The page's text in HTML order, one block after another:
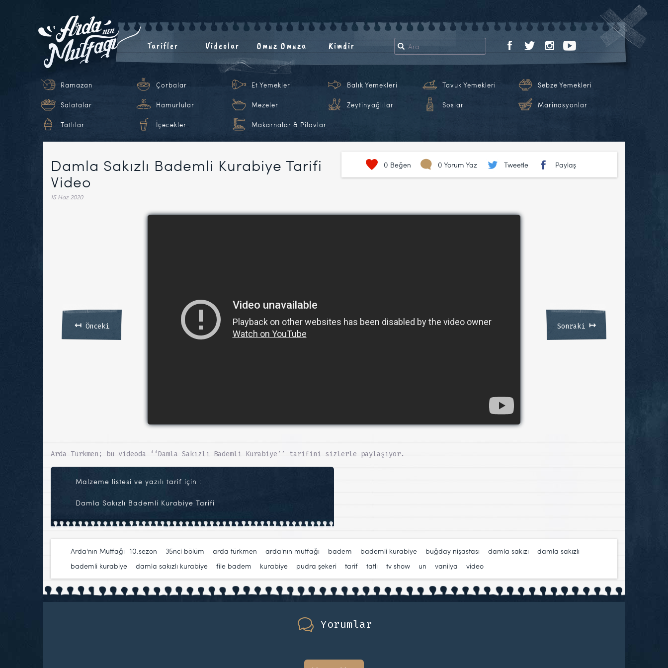
Tarifler Videolar Omuz Omuza Kimdir
Ramazan Çorbalar Et Yemekleri Balık Yemekleri Tavuk Yemekleri Sebze Yemekleri
Salatalar Hamurlular Mezeler Zeytinyağlılar Soslar Marinasyonlar
Tatlılar İçecekler Makarnalar & Pilavlar
Damla Sakızlı Bademli Kurabiye Tarifi
Video
15 Haz 2020
0 Beğen 0 Yorum Yaz Tweetle Paylaş
↤Önceki Sonraki ↦
Arda Türkmen; bu videoda ‘‘Damla Sakızlı Bademli Kurabiye’’ tarifini sizlerle paylaşıyor.
Malzeme listesi ve yazılı tarif için :
Damla Sakızlı Bademli Kurabiye Tarifi
Arda'nın Mutfağı 10.sezon 35nci bölüm arda türkmen arda'nın mutfağı badem bademli kurabiye buğday nişastası damla sakızı
damla sakızlı
bademli kurabiye
damla sakızlı kurabiye file badem kurabiye pudra şekeri tarif tatlı tv show un vanilya video
Yorumlar